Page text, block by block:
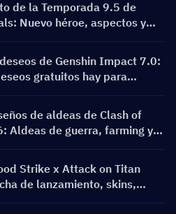
de la Temporada 9.5 de
Nuevo héroe, aspectos y
parche
de Genshin Impact 7.0:
gratuitos hay para
de aldeas de Clash of
Aldeas de guerra, farming y
de TH12 a TH18
Strike x Attack on Titan
de lanzamiento, skins,
y evento de recarga